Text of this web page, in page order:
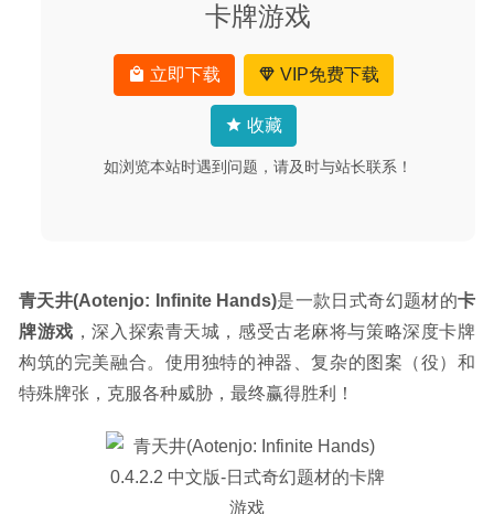
卡牌游戏
立即下载 VIP免费下载
收藏
如浏览本站时遇到问题，请及时与站长联系！
青天井(Aotenjo: Infinite Hands)是一款日式奇幻题材的卡
牌游戏 ，深入探索青天城，感受古老麻将与策略深度卡牌
构筑的完美融合。使用独特的神器、复杂的图案（役）和
特殊牌张，克服各种威胁，最终赢得胜利！
WidsMob AI Retoucher 3.18 – AI照片编辑器
WiFi Signal 4.5 – WiFi信号监测管理工具 2026-04-09